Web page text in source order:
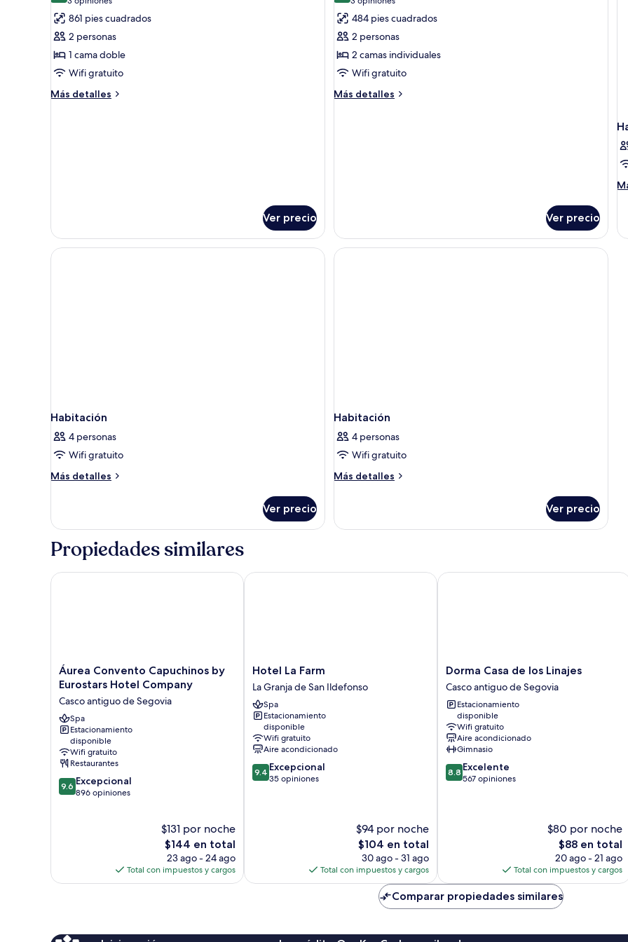
Child)
Adults
and
Adults)
fotos
de
Suite
opiniones)
861 pies cuadrados
2 personas
1 cama doble
Wifi gratuito
Más detalles
Más
Ver precio
fotos
de
Habitación
superior
con
2
opiniones)
484 pies cuadrados
2 personas
2 camas individuales
Wifi gratuito
Más detalles
Más
Ver precio
Habitación
4 personas
Wifi gratuito
Más detalles
Más
Ver precio
Habitación
4 personas
Wifi gratuito
Más detalles
Más
Ver precio
Propiedades similares
Áurea
Convento
by
Eurostars
Hotel
Company
Casco
antiguo
de
Segovia
Áurea Convento Capuchinos by
Eurostars Hotel Company
Casco antiguo de Segovia
Spa
Estacionamiento
disponible
Wifi gratuito
Restaurantes
9.6
de
9.6 Excepcional
896 opiniones
$131 por noche
El
precio
actual
es
$144 en total
23 ago - 24 ago
Total con impuestos y cargos
Áurea Convento Capuchinos by Eurostars Hotel Company
Hotel
La
Farm
La
Granja
de
San
Ildefonso
Hotel La Farm
La Granja de San Ildefonso
Spa
Estacionamiento
disponible
Wifi gratuito
Aire acondicionado
9.4
de
9.4 Excepcional
35 opiniones
$94 por noche
El
precio
actual
es
$104 en total
30 ago - 31 ago
Total con impuestos y cargos
Hotel La Farm
Dorma
Casa
de
los
Linajes
Casco
antiguo
de
Segovia
Dorma Casa de los Linajes
Casco antiguo de Segovia
Estacionamiento
disponible
Wifi gratuito
Aire acondicionado
Gimnasio
8.8
de
8.8 Excelente
567 opiniones
$80 por noche
El
precio
actual
es
de
$88
$88 en total
20 ago - 21 ago
Total con impuestos y cargos
Dorma Casa de los Linajes
Comparar propiedades similares